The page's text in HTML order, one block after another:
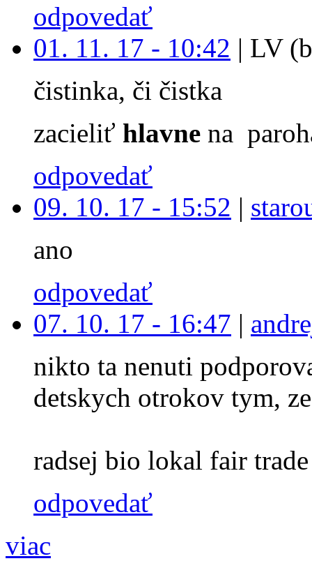
odpovedať
01. 11. 17 - 10:42 | LV
čistinka, či čistka
zacieliť hlavne na
odpovedať
09. 10. 17 - 15:52 |
ano
odpovedať
07. 10. 17 - 16:47 |
nikto ta nenuti
detskych otrokov tym,
radsej bio lokal fair
odpovedať
viac